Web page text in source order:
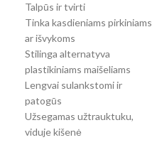
Talpūs ir tvirti
Tinka kasdieniams pirkiniams
ar išvykoms
Stilinga alternatyva
plastikiniams maišeliams
Lengvai sulankstomi ir
patogūs
Užsegamas užtrauktuku,
viduje kišenė